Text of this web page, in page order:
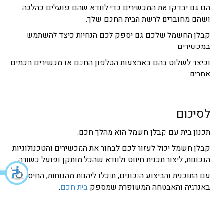
הם גם יבדקו את המכשירים כדי לוודא שהם פועלים כהלכה
ושהם מחוברים לרשת הבית החכם שלך.
קבלן החשמל שלכם גם יספק לכם הנחיות כיצד להשתמש
במכשירים
וכיצד לשלוט בהם באמצעות הטלפון החכם או מכשירים חכמים
אחרים.
לסיכום
תכנון בית עם קבלן חשמל הוא מהלך חכם.
קבלן חשמל יכול לעזור לכם לבחור את המכשירים והטכנולוגיות
הנכונות, ליצור תכנית חיווט ולוודא שהכל מותקן ופועל כשורה.
עם התוכנית והביצוע הנכונים, תוכלו ליהנות מהנוחות, החיסכון
באנרגיה והאבטחה המשופרת שמספק בית חכם.